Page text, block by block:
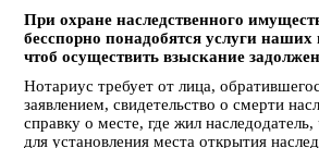
При охране наследственного
бесспорно понадобятся услуги
чтоб осуществить взыскание
Нотариус требует от лица,
заявлением, свидетельство о смерти
справку о месте, где жил
для установления места открытия